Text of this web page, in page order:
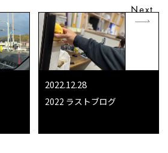
Next
2022.12.28
2022 ラストブログ